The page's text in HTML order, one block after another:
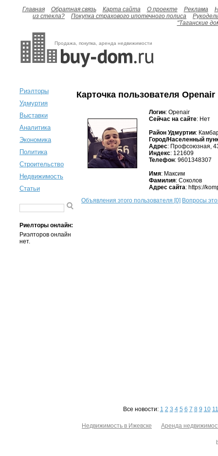
Главная Обратная связь Карта сайта О проекте Реклама
из стекла?
Покупка страхового ипотечного полиса
"Таганские
Продажа, покупка, аренда недвижимости
Риэлторы
Удмуртия
Выставки
Аналитика
Экономика
Политика
Строительство
Недвижимость
Статьи
Риелторы онлайн:
Риэлторов онлайн
нет.
Карточка пользователя Openair
Логин: Openair
Сейчас на сайте: Нет
Район Удмуртии:
Город/Населенный
Адрес: Профсоюзная,
Индекс: 121609
Телефон: 9601348307
Имя: Максим
Фамилия: Соколов
Адрес сайта: https://
Объявления этого пользователя [0] Вопросы
Все новости: 1 2 3 4 5 6 7 8 9 10 11
Недвижимость в Ижевске Аренда